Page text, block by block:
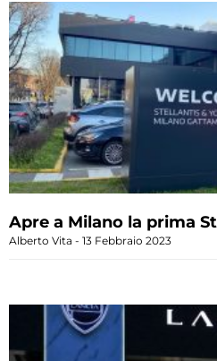
Apre a Milano la prima
Alberto Vita 13 Febbraio 2023